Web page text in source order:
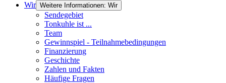
Wir Weitere Informationen: Wir
Sendegebiet
Tonkuhle ist ...
Team
Gewinnspiel - Teilnahmebedingungen
Finanzierung
Geschichte
Zahlen und Fakten
Häufige Fragen